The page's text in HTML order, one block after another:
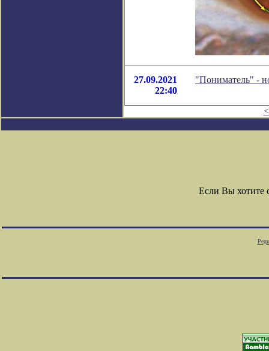
27.09.2021
22:40
"Пониматель" -
Если Вы хотите